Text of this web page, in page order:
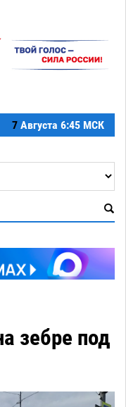
7 Августа 6:45 МСК
зебре под